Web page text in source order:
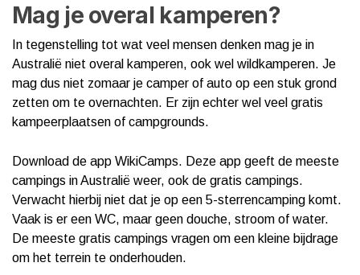
Mag je overal kamperen?
In tegenstelling tot wat veel mensen denken mag je in
Australië niet overal kamperen, ook wel wildkamperen. Je
mag dus niet zomaar je camper of auto op een stuk grond
zetten om te overnachten. Er zijn echter wel veel gratis
kampeerplaatsen of campgrounds.
Download de app WikiCamps. Deze app geeft de meeste
campings in Australië weer, ook de gratis campings.
Verwacht hierbij niet dat je op een 5-sterrencamping komt.
Vaak is er een WC, maar geen douche, stroom of water.
De meeste gratis campings vragen om een kleine bijdrage
om het terrein te onderhouden.